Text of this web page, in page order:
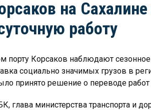
на
работу
порту Корсаков наблюдают
социально значимых грузов в
принято решение о переводе
глава министерства транспорта и